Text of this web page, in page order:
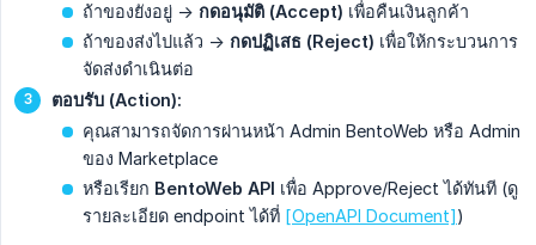
ถ้าของยังอยู่ -> กดอนุมัติ (Accept) เพื่อคืนเงินลูกค้า
ถ้าของส่งไปแล้ว -> กดปฏิเสธ (Reject) เพื่อให้กระบวนการ
จัดส่งดำเนินต่อ
ตอบรับ (Action):
คุณสามารถจัดการผ่านหน้า Admin BentoWeb หรือ Admin
ของ Marketplace
หรือเรียก BentoWeb API เพื่อ Approve/Reject ได้ทันที (ดู
รายละเอียด endpoint ได้ที่ [OpenAPI Document])